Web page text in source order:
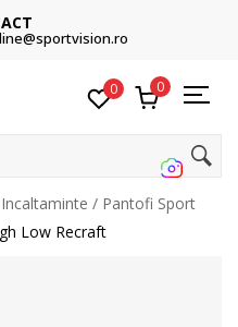
0 0
Incaltaminte
Pantofi Sport
Low Recraft